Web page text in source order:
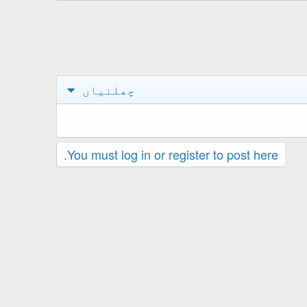
چھلنیاں
You must log in or register to post here.